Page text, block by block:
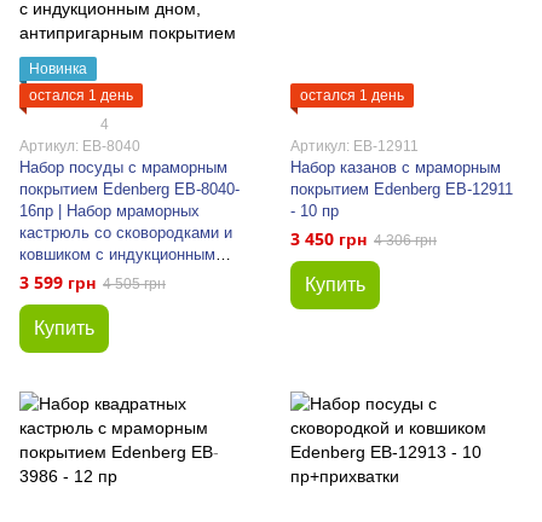
Новинка
остался 1 день
4
Артикул: EB-8040
Набор посуды с мраморным
покрытием Edenberg EB-8040-
16пр | Набор мраморных
кастрюль со сковородками и
ковшиком с индукционным
дном, антипригарным
покрытием
3 599 грн 4 505 грн
Купить
остался 1 день
Артикул: EB-12911
Набор казанов с мраморным
покрытием Edenberg EB-12911
- 10 пр
3 450 грн 4 306 грн
Купить